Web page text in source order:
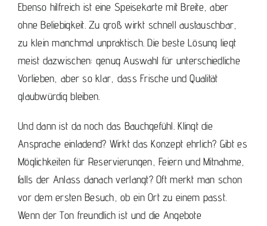
Ebenso hilfreich ist eine Speisekarte mit Breite, aber
ohne Beliebigkeit. Zu groß wirkt schnell austauschbar,
zu klein manchmal unpraktisch. Die beste Lösung liegt
meist dazwischen: genug Auswahl für unterschiedliche
Vorlieben, aber so klar, dass Frische und Qualität
glaubwürdig bleiben.
Und dann ist da noch das Bauchgefühl. Klingt die
Ansprache einladend? Wirkt das Konzept ehrlich? Gibt es
Möglichkeiten für Reservierungen, Feiern und Mitnahme,
falls der Anlass danach verlangt? Oft merkt man schon
vor dem ersten Besuch, ob ein Ort zu einem passt.
Wenn der Ton freundlich ist und die Angebote